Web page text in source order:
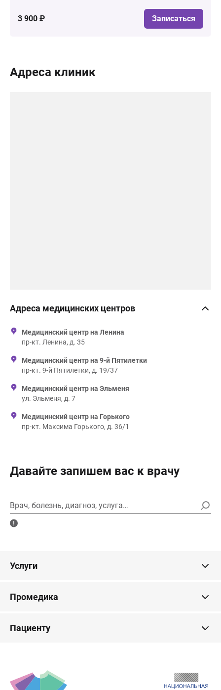
3 900 ₽ Записаться
Адреса клиник
Адреса медицинских центров
Медицинский центр на Ленина
пр-кт. Ленина, д. 35
Медицинский центр на 9-й Пятилетки
пр-кт. 9-й Пятилетки, д. 19/37
Медицинский центр на Эльменя
ул. Эльменя, д. 7
Медицинский центр на Горького
пр-кт. Максима Горького, д. 36/1
Давайте запишем вас к врачу
Врач, болезнь, диагноз, услуга…
Услуги
Промедика
Пациенту